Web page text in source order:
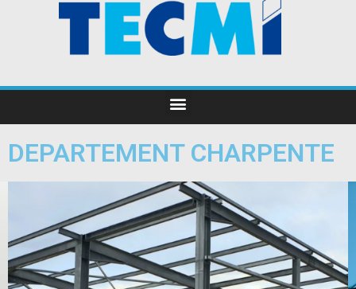
DEPARTEMENT CHARPENTE
MOYEN DE
MANUTENTION